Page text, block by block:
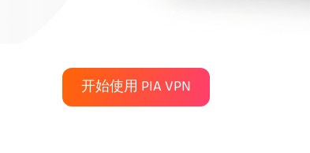
开始使用 PIA VPN